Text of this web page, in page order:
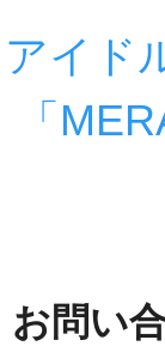
アイド
「
お問い